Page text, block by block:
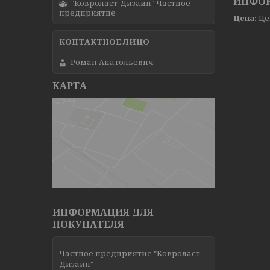
Цена:
"Ковроласт-Дизайн" Частное
предприятие
Роман Анатольевич
КАРТА
ИНФОРМАЦИЯ ДЛЯ
ПОКУПАТЕЛЯ
Частное предприятие "Ковроласт-
Дизайн"